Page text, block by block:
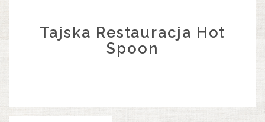
Tajska Restauracja Hot
Spoon